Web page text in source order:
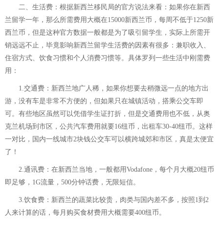
二、生活费：根据新西兰移民局的官方说法来看：如果你在新西
兰留学一年，那么所需费用大概在15000新西兰币，每周不低于1250新
西兰币，但是这种官方数据一般都是为了吸引留学生，实际上所需开
销远远不止，毕竟影响新西兰留学生活费的因素有很多：兼职收入、
住宿方式、饮食习惯和个人消费习惯等。具体罗列一些生活中刚需费
用：
1.交通费：新西兰地广人稀，如果你想要去稍微远一点的地方出
游，没有车是非常不方便的，但如果只在城镇活动，搭乘公交车即
可。有些地区虽然可以凭借学生证打折，但是交通费用也不低，从奥
克兰机场到市区，公共汽车费用就要16纽币，出租车30-40纽币。这样
一对比，国内一线城市2块钱公交车可以横跨城郊和市区，真是太便宜
了！
2.通讯费：在新西兰当地，一般都用Vodafone，每个月大概20纽币
即足够，1G流量，500分钟话费，无限短信。
3.饮食费：新西兰的蔬菜比较贵，肉类与国内差不多，按照1到2
人来计算的话，每月购买食材费用大概需要400纽币。